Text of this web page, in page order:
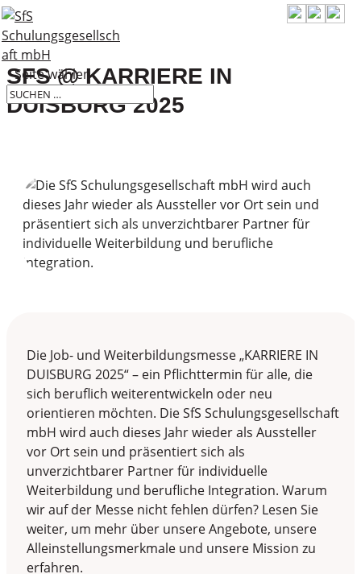
Seite wählen
SFS @ KARRIERE IN
DUISBURG 2025
Die Job- und Weiterbildungsmesse „KARRIERE IN
DUISBURG 2025“ – ein Pflichttermin für alle, die
sich beruflich weiterentwickeln oder neu
orientieren möchten. Die SfS Schulungsgesellschaft
mbH wird auch dieses Jahr wieder als Aussteller
vor Ort sein und präsentiert sich als
unverzichtbarer Partner für individuelle
Weiterbildung und berufliche Integration. Warum
wir auf der Messe nicht fehlen dürfen? Lesen Sie
weiter, um mehr über unsere Angebote, unsere
Alleinstellungsmerkmale und unsere Mission zu
erfahren.